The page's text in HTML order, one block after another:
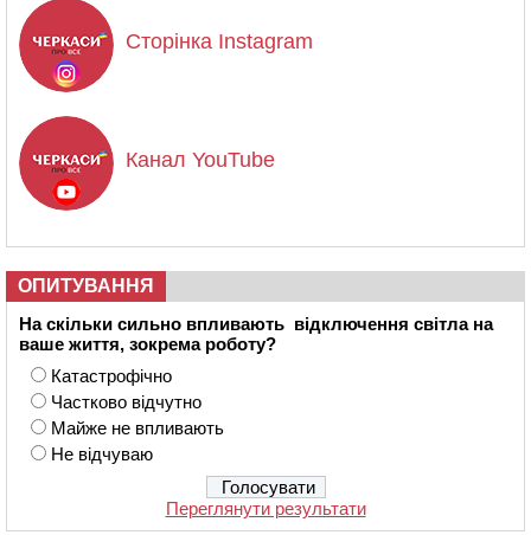
Сторінка Instagram
Канал YouTube
ОПИТУВАННЯ
На скільки сильно впливають відключення світла на
ваше життя, зокрема роботу?
Катастрофічно
Частково відчутно
Майже не впливають
Не відчуваю
Переглянути результати